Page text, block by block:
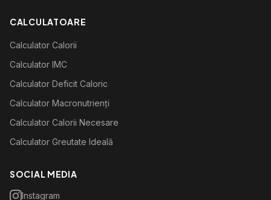
CALCULATOARE
Calculator Calorii
Calculator IMC
Calculator Deficit Caloric
Calculator Macronutrienți
Calculator Calorii Necesare
Calculator Greutate Ideală
SOCIAL MEDIA
Instagram